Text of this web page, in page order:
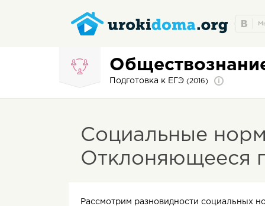
Подготовка к ЕГЭ (2016)
Социальные
Отклоняющееся
Рассмотрим разновидности социальных